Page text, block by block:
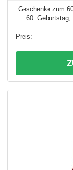
Geschenke zum
60. Geburtstag,